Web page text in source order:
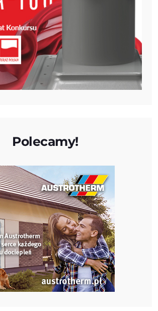
Polecamy!